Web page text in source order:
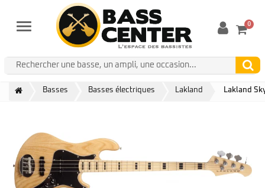
Menu 0
Basses Basses électriques Lakland Lakland